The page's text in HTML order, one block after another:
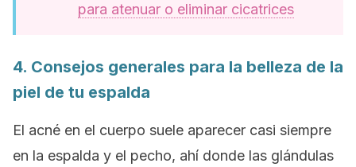
para atenuar o eliminar cicatrices
4. Consejos generales para la belleza de la
piel de tu espalda
El acné en el cuerpo suele aparecer casi siempre
en la espalda y el pecho, ahí donde las glándulas